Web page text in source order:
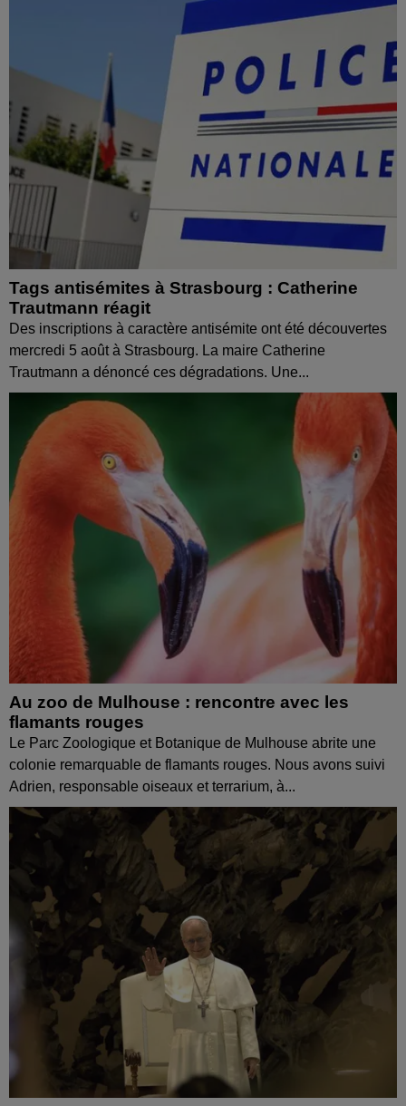
Tags antisémites à Strasbourg : Catherine
Trautmann réagit
Des inscriptions à caractère antisémite ont été découvertes
mercredi 5 août à Strasbourg. La maire Catherine
Trautmann a dénoncé ces dégradations. Une...
Au zoo de Mulhouse : rencontre avec les
flamants rouges
Le Parc Zoologique et Botanique de Mulhouse abrite une
colonie remarquable de flamants rouges. Nous avons suivi
Adrien, responsable oiseaux et terrarium, à...